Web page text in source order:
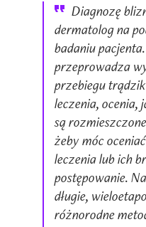
Diagnozę
dermatolog na
badaniu
przeprowadza
przebiegu
leczenia, ocenia,
są
żeby móc
leczenia lub ich
postępowanie.
długie,
różnorodne